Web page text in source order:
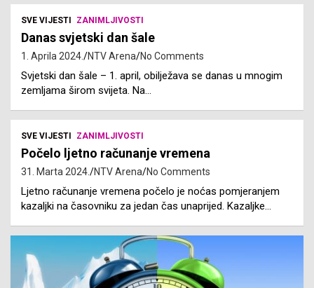
SVE VIJESTI ZANIMLJIVOSTI
Danas svjetski dan šale
1. Aprila 2024. NTV Arena No Comments
Svjetski dan šale – 1. april, obilježava se danas u mnogim
zemljama širom svijeta. Na…
SVE VIJESTI ZANIMLJIVOSTI
Počelo ljetno računanje vremena
31. Marta 2024. NTV Arena No Comments
Ljetno računanje vremena počelo je noćas pomjeranjem
kazaljki na časovniku za jedan čas unaprijed. Kazaljke…